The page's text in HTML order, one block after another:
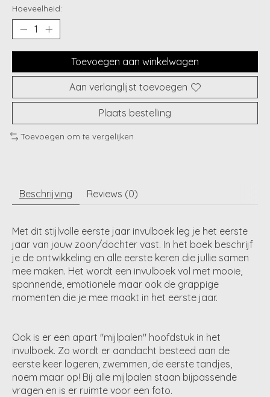
Hoeveelheid:
Toevoegen aan winkelwagen
Aan verlanglijst toevoegen
Plaats bestelling
Toevoegen om te vergelijken
Beschrijving Reviews (0)
Met dit stijlvolle eerste jaar invulboek leg je het eerste
jaar van jouw zoon/dochter vast. In het boek beschrijf
je de ontwikkeling en alle eerste keren die jullie samen
mee maken. Het wordt een invulboek vol met mooie,
spannende, emotionele maar ook de grappige
momenten die je mee maakt in het eerste jaar.
Ook is er een apart "mijlpalen" hoofdstuk in het
invulboek. Zo wordt er aandacht besteed aan de
eerste keer logeren, zwemmen, de eerste tandjes,
noem maar op! Bij alle mijlpalen staan bijpassende
vragen en is er ruimte voor een foto.